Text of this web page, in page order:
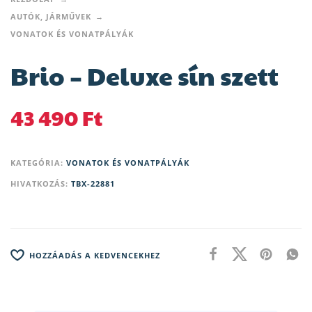
AUTÓK, JÁRMŰVEK
VONATOK ÉS VONATPÁLYÁK
Brio – Deluxe sín szett
43 490Ft
KATEGÓRIA: VONATOK ÉS VONATPÁLYÁK
HIVATKOZÁS: TBX-22881
HOZZÁADÁS A KEDVENCEKHEZ